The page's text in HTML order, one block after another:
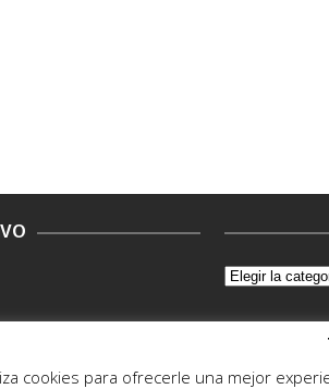
cookies para ofrecerle una mejor